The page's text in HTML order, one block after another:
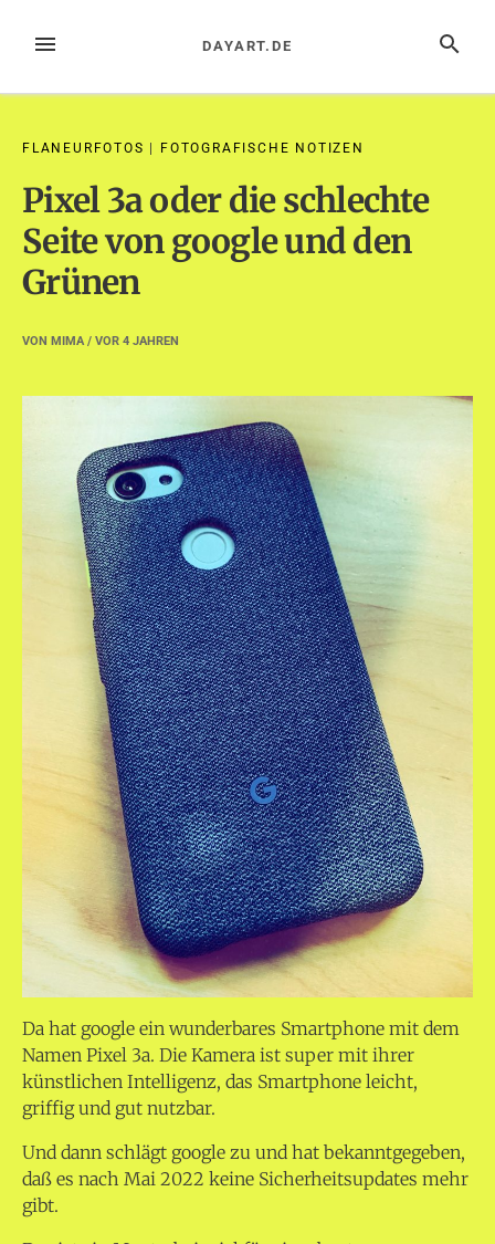
InhaltMENÜ SUCHE
DAYART.DE
FLANEURFOTOS FOTOGRAFISCHE NOTIZEN
Pixel 3a oder die schlechte
Seite von google und den
Grünen
VON MIMA/ VOR 4 JAHREN
Da hat google ein wunderbares Smartphone mit dem
Namen Pixel 3a. Die Kamera ist super mit ihrer
künstlichen Intelligenz, das Smartphone leicht,
griffig und gut nutzbar.
Und dann schlägt google zu und hat bekanntgegeben,
daß es nach Mai 2022 keine Sicherheitsupdates mehr
gibt.